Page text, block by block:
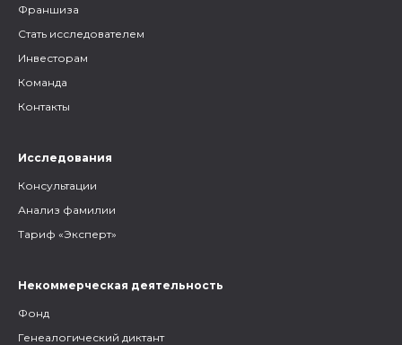
Франшиза
Стать исследователем
Инвесторам
Команда
Контакты
Исследования
Консультации
Анализ фамилии
Тариф «Эксперт»
Некоммерческая деятельность
Фонд
Генеалогический диктант